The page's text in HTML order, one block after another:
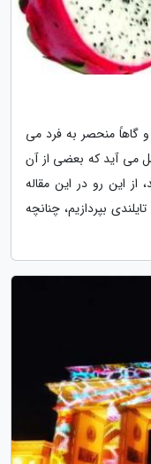
گاهاً منحصر به فرد می
می آید که بعضی از آن
این رو در این مقاله
بپردازیم، چنانچه